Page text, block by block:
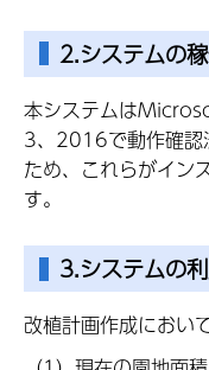
2.システムの
本システムは
3、2016で動作確認
ため、これらがイン
す。
3.システムの
改植計画作成におい